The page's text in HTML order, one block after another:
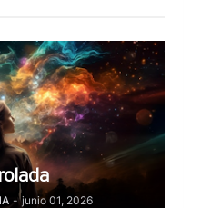
- junio 01, 2026